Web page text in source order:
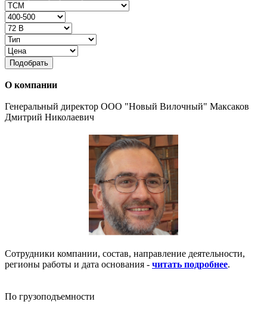
Подобрать
О компании
Генеральный директор ООО "Новый Вилочный" Максаков
Дмитрий Николаевич
Сотрудники компании, состав, направление деятельности,
регионы работы и дата основания - читать подробнее.
По грузоподъемности